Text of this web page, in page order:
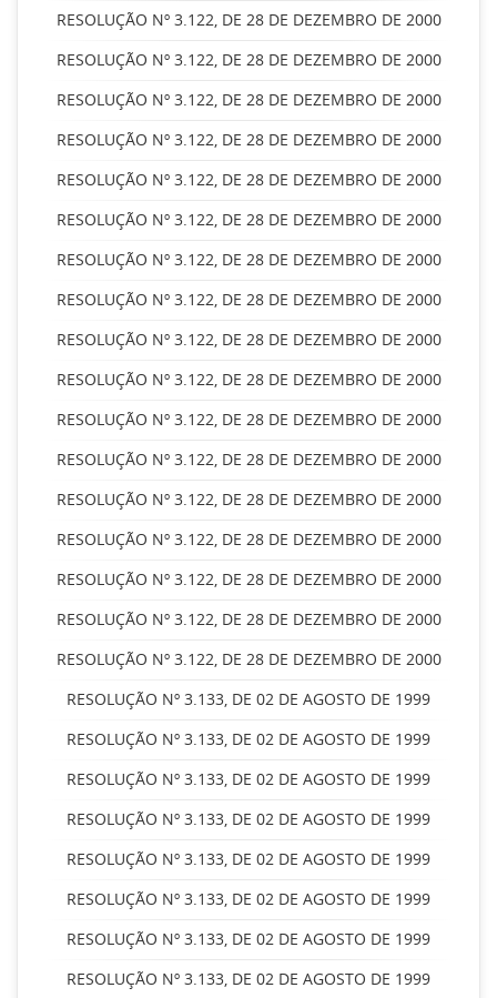
RESOLUÇÃO Nº 3.122, DE 28 DE DEZEMBRO DE 2000
RESOLUÇÃO Nº 3.122, DE 28 DE DEZEMBRO DE 2000
RESOLUÇÃO Nº 3.122, DE 28 DE DEZEMBRO DE 2000
RESOLUÇÃO Nº 3.122, DE 28 DE DEZEMBRO DE 2000
RESOLUÇÃO Nº 3.122, DE 28 DE DEZEMBRO DE 2000
RESOLUÇÃO Nº 3.122, DE 28 DE DEZEMBRO DE 2000
RESOLUÇÃO Nº 3.122, DE 28 DE DEZEMBRO DE 2000
RESOLUÇÃO Nº 3.122, DE 28 DE DEZEMBRO DE 2000
RESOLUÇÃO Nº 3.122, DE 28 DE DEZEMBRO DE 2000
RESOLUÇÃO Nº 3.122, DE 28 DE DEZEMBRO DE 2000
RESOLUÇÃO Nº 3.122, DE 28 DE DEZEMBRO DE 2000
RESOLUÇÃO Nº 3.122, DE 28 DE DEZEMBRO DE 2000
RESOLUÇÃO Nº 3.122, DE 28 DE DEZEMBRO DE 2000
RESOLUÇÃO Nº 3.122, DE 28 DE DEZEMBRO DE 2000
RESOLUÇÃO Nº 3.122, DE 28 DE DEZEMBRO DE 2000
RESOLUÇÃO Nº 3.122, DE 28 DE DEZEMBRO DE 2000
RESOLUÇÃO Nº 3.122, DE 28 DE DEZEMBRO DE 2000
RESOLUÇÃO Nº 3.133, DE 02 DE AGOSTO DE 1999
RESOLUÇÃO Nº 3.133, DE 02 DE AGOSTO DE 1999
RESOLUÇÃO Nº 3.133, DE 02 DE AGOSTO DE 1999
RESOLUÇÃO Nº 3.133, DE 02 DE AGOSTO DE 1999
RESOLUÇÃO Nº 3.133, DE 02 DE AGOSTO DE 1999
RESOLUÇÃO Nº 3.133, DE 02 DE AGOSTO DE 1999
RESOLUÇÃO Nº 3.133, DE 02 DE AGOSTO DE 1999
RESOLUÇÃO Nº 3.133, DE 02 DE AGOSTO DE 1999